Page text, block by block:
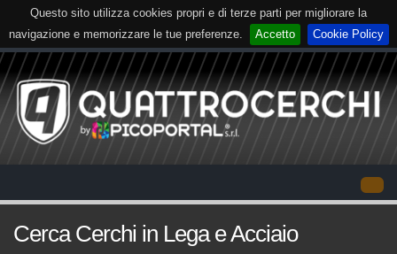
Questo sito utilizza cookies propri e di terze parti per migliorare la
navigazione e memorizzare le tue preferenze.
Accetto Cookie Policy
Cerca Cerchi in Lega e Acciaio